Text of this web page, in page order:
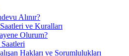
Alınır?
ve Kuralları
Olurum?
Hakları ve Sorumlulukları